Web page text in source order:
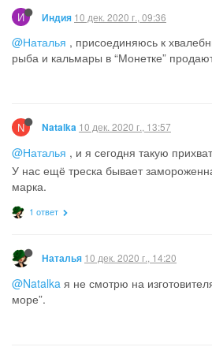
И Индия 10 дек. 2020 г., 09:36
@Наталья , присоединяюсь к
рыба и кальмары в “Монетке”
N Natalka 10 дек. 2020 г., 13:57
@Наталья , и я сегодня такую
У нас ещё треска бывает
марка.
1 ответ
Наталья 10 дек. 2020 г., 14:20
@Natalka я не смотрю на
море”.